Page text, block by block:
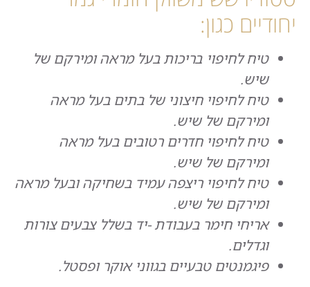
יחודיים כגון:
טיח לחיפוי בריכות בעל מראה ומירקם של
שיש.
טיח לחיפוי חיצוני של בתים בעל מראה
ומירקם של שיש.
טיח לחיפוי חדרים רטובים בעל מראה
ומירקם של שיש.
טיח לחיפוי ריצפה עמיד בשחיקה ובעל מראה
ומירקם של שיש.
אריחי חימר בעבודת -יד בשלל צבעים צורות
וגדלים.
פיגמנטים טבעיים בגווני אוקר ופסטל.